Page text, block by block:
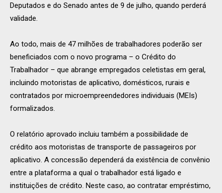
Deputados e do Senado antes de 9 de julho, quando perderá
validade.
Ao todo, mais de 47 milhões de trabalhadores poderão ser
beneficiados com o novo programa – o Crédito do
Trabalhador – que abrange empregados celetistas em geral,
incluindo motoristas de aplicativo, domésticos, rurais e
contratados por microempreendedores individuais (MEIs)
formalizados.
O relatório aprovado incluiu também a possibilidade de
crédito aos motoristas de transporte de passageiros por
aplicativo. A concessão dependerá da existência de convênio
entre a plataforma a qual o trabalhador está ligado e
instituições de crédito. Neste caso, ao contratar empréstimo,